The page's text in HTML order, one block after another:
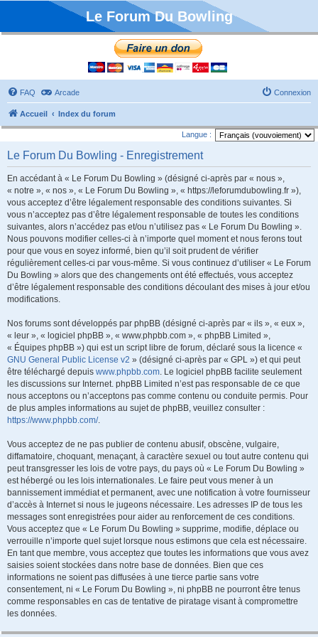
Le Forum Du Bowling
FAQ Arcade Connexion
Accueil Index du forum
Langue :
Le Forum Du Bowling - Enregistrement
En accédant à « Le Forum Du Bowling » (désigné ci-après par « nous »,
« notre », « nos », « Le Forum Du Bowling », « https://leforumdubowling.fr »),
vous acceptez d’être légalement responsable des conditions suivantes. Si
vous n’acceptez pas d’être légalement responsable de toutes les conditions
suivantes, alors n’accédez pas et/ou n’utilisez pas « Le Forum Du Bowling ».
Nous pouvons modifier celles-ci à n’importe quel moment et nous ferons tout
pour que vous en soyez informé, bien qu’il soit prudent de vérifier
régulièrement celles-ci par vous-même. Si vous continuez d’utiliser « Le Forum
Du Bowling » alors que des changements ont été effectués, vous acceptez
d’être légalement responsable des conditions découlant des mises à jour et/ou
modifications.
Nos forums sont développés par phpBB (désigné ci-après par « ils », « eux »,
« leur », « logiciel phpBB », « www.phpbb.com », « phpBB Limited »,
« Équipes phpBB ») qui est un script libre de forum, déclaré sous la licence «
GNU General Public License v2 » (désigné ci-après par « GPL ») et qui peut
être téléchargé depuis www.phpbb.com. Le logiciel phpBB facilite seulement
les discussions sur Internet. phpBB Limited n’est pas responsable de ce que
nous acceptons ou n’acceptons pas comme contenu ou conduite permis. Pour
de plus amples informations au sujet de phpBB, veuillez consulter :
https://www.phpbb.com/.
Vous acceptez de ne pas publier de contenu abusif, obscène, vulgaire,
diffamatoire, choquant, menaçant, à caractère sexuel ou tout autre contenu qui
peut transgresser les lois de votre pays, du pays où « Le Forum Du Bowling »
est hébergé ou les lois internationales. Le faire peut vous mener à un
bannissement immédiat et permanent, avec une notification à votre fournisseur
d’accès à Internet si nous le jugeons nécessaire. Les adresses IP de tous les
messages sont enregistrées pour aider au renforcement de ces conditions.
Vous acceptez que « Le Forum Du Bowling » supprime, modifie, déplace ou
verrouille n’importe quel sujet lorsque nous estimons que cela est nécessaire.
En tant que membre, vous acceptez que toutes les informations que vous avez
saisies soient stockées dans notre base de données. Bien que ces
informations ne soient pas diffusées à une tierce partie sans votre
consentement, ni « Le Forum Du Bowling », ni phpBB ne pourront être tenus
comme responsables en cas de tentative de piratage visant à compromettre
les données.